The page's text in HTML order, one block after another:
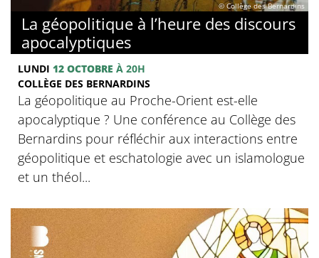
© Collège des Bernardins
La géopolitique à l’heure des discours
apocalyptiques
LUNDI 12 OCTOBRE À 20H
COLLÈGE DES BERNARDINS
La géopolitique au Proche-Orient est-elle
apocalyptique ? Une conférence au Collège des
Bernardins pour réfléchir aux interactions entre
géopolitique et eschatologie avec un islamologue
et un théol...